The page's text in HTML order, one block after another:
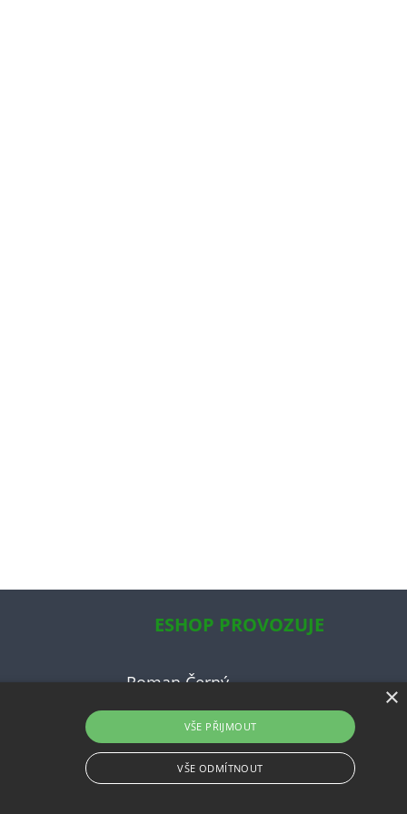
ESHOP PROVOZUJE
Roman Černý
×
VŠE PŘIJMOUT
VŠE ODMÍTNOUT